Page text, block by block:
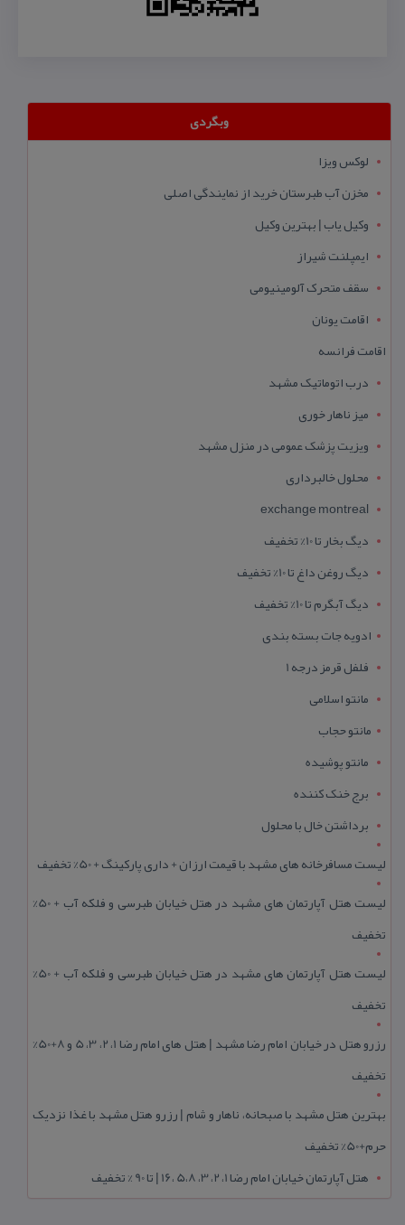
وبگردی
لوکس ویزا
مخزن آب طبرستان خرید از نمایندگی اصلی
وکیل یاب | بهترین وکیل
ایمپلنت شیراز
سقف متحرک آلومینیومی
اقامت یونان
اقامت فرانسه
درب اتوماتیک مشهد
میز ناهار خوری
ویزیت پزشک عمومی در منزل مشهد
محلول خالبرداری
exchange montreal
دیگ بخار تا 10% تخفیف
دیگ روغن داغ تا 10% تخفیف
دیگ آبگرم تا 10% تخفیف
ادویه جات بسته بندی
فلفل قرمز درجه 1
مانتو اسلامی
مانتو حجاب
مانتو پوشیده
برج خنک کننده
برداشتن خال با محلول
لیست مسافرخانه های مشهد با قیمت ارزان + داری پارکینگ + 50% تخفیف
لیست هتل آپارتمان های مشهد در هتل خیابان طبرسی و فلکه آب + 50%
تخفیف
لیست هتل آپارتمان های مشهد در هتل خیابان طبرسی و فلکه آب + 50%
تخفیف
رزرو هتل در خیابان امام رضا مشهد | هتل‌ های امام رضا 1، 2، 3، 5 و 8+50%
تخفیف
بهترین هتل مشهد با صبحانه، ناهار و شام | رزرو هتل مشهد با غذا نزدیک
حرم+50% تخفیف
هتل آپارتمان خیابان امام رضا 1، 2، 3، 5،8 ،16 | تا 90 % تخفیف